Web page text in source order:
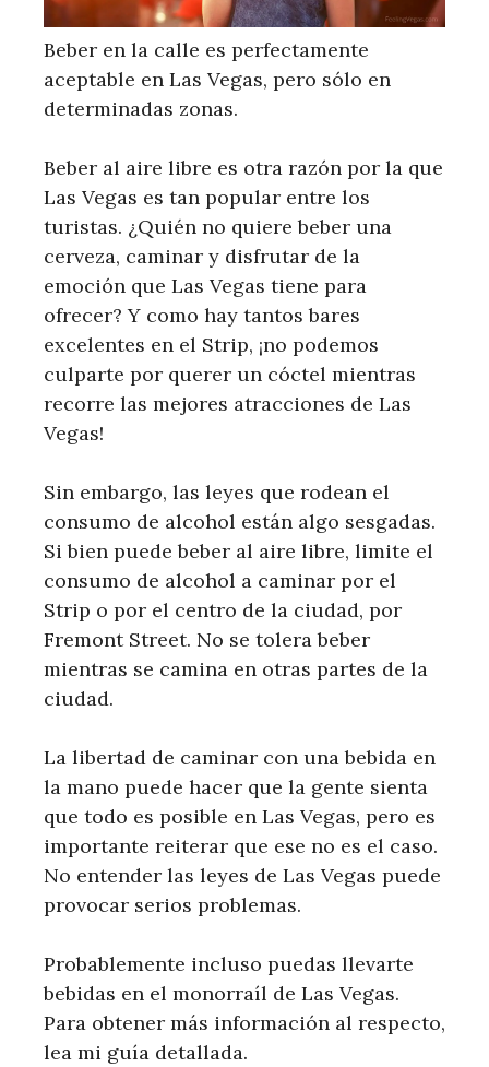
Beber en la calle es perfectamente
aceptable en Las Vegas, pero sólo en
determinadas zonas.
Beber al aire libre es otra razón por la que
Las Vegas es tan popular entre los
turistas. ¿Quién no quiere beber una
cerveza, caminar y disfrutar de la
emoción que Las Vegas tiene para
ofrecer? Y como hay tantos bares
excelentes en el Strip, ¡no podemos
culparte por querer un cóctel mientras
recorre las mejores atracciones de Las
Vegas!
Sin embargo, las leyes que rodean el
consumo de alcohol están algo sesgadas.
Si bien puede beber al aire libre, limite el
consumo de alcohol a caminar por el
Strip o por el centro de la ciudad, por
Fremont Street. No se tolera beber
mientras se camina en otras partes de la
ciudad.
La libertad de caminar con una bebida en
la mano puede hacer que la gente sienta
que todo es posible en Las Vegas, pero es
importante reiterar que ese no es el caso.
No entender las leyes de Las Vegas puede
provocar serios problemas.
Probablemente incluso puedas llevarte
bebidas en el monorraíl de Las Vegas.
Para obtener más información al respecto,
lea mi guía detallada.